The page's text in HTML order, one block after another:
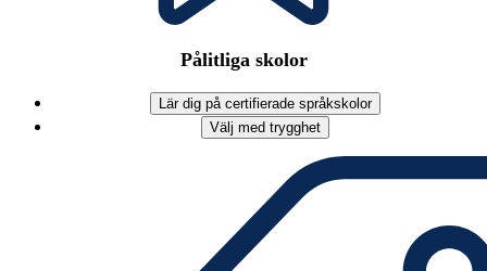
Pålitliga skolor
Lär dig på certifierade språkskolor
Välj med trygghet